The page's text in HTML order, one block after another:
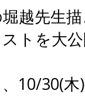
越先生
トを大
10/30(木